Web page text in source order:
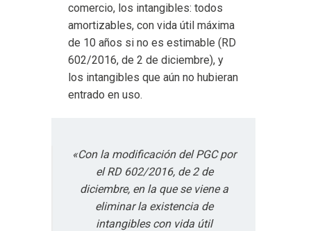
comercio, los intangibles: todos
amortizables, con vida útil máxima
de 10 años si no es estimable (RD
602/2016, de 2 de diciembre), y
los intangibles que aún no hubieran
entrado en uso.
«Con la modificación del PGC por
el RD 602/2016, de 2 de
diciembre, en la que se viene a
eliminar la existencia de
intangibles con vida útil